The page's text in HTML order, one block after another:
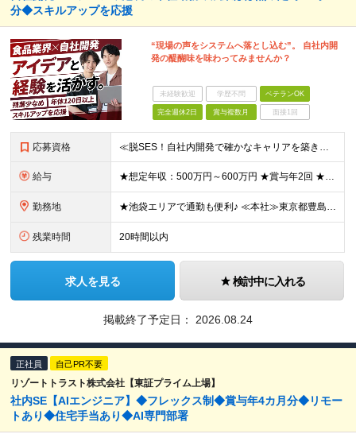
分◆スキルアップを応援
“現場の声をシステムへ落とし込む”。 自社内開
発の醍醐味を味わってみませんか？
未経験歓迎 学歴不問 ベテランOK
完全週休2日 賞与複数月 面接1回
応募資格 ≪脱SES！自社内開発で確かなキャリアを築きませんか？≫ ◆何らかの開発経験をお持ちの方 ◆大卒以上またはIT系の専門学校卒以上 ≪こんな方にピッタリ≫ ◎安定した環境で無理なく・長く働きたい方 ◎
給与 ★想定年収：500万円～600万円 ★賞与年2回 ★各種手当が充実！ ┗ライフステージ手当（一律30,000円） 年代によって変化する生活スタイルに合わせて住宅や家族のために自己啓発などに充てていただ
勤務地 ★池袋エリアで通勤も便利♪ ≪本社≫東京都豊島区東池袋2-29-7 ※（変更の範囲）上記を除く当社関連勤務地
残業時間 20時間以内
求人を見る 検討中に入れる
掲載終了予定日： 2026.08.24
正社員 自己PR不要
リゾートトラスト株式会社【東証プライム上場】
社内SE【AIエンジニア】◆フレックス制◆賞与年4カ月分◆リモー
トあり◆住宅手当あり◆AI専門部署